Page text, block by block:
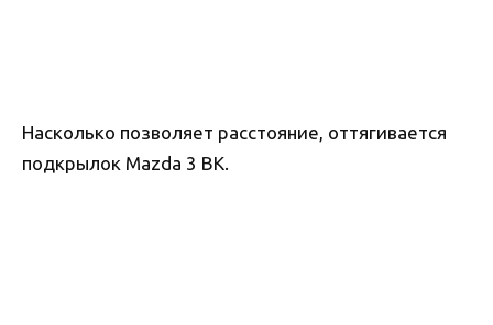
Насколько позволяет расстояние, оттягивается
подкрылок Mazda 3 BK.